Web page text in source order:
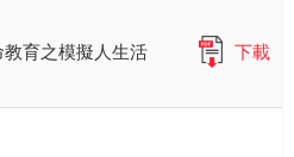
育之模擬人生活
下載